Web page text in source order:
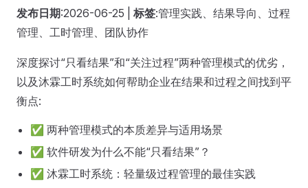
发布日期:2026-06-25 | 标签:管理实践、结果导向、过程
管理、工时管理、团队协作
深度探讨“只看结果”和“关注过程”两种管理模式的优劣，
以及沐霖工时系统如何帮助企业在结果和过程之间找到平
衡点:
✅ 两种管理模式的本质差异与适用场景
✅ 软件研发为什么不能“只看结果”？
✅ 沐霖工时系统：轻量级过程管理的最佳实践